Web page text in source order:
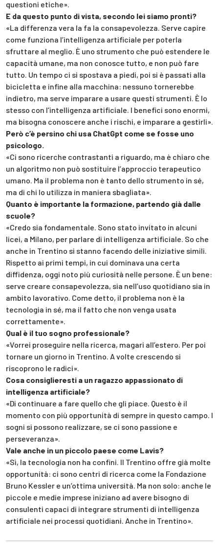
questioni etiche».
E da questo punto di vista, secondo lei siamo pronti?
«La differenza vera la fa la consapevolezza. Serve capire
come funziona l’intelligenza artificiale per poterla
sfruttare al meglio. È uno strumento che può estendere le
capacità umane, ma non conosce tutto, e non può fare
tutto. Un tempo ci si spostava a piedi, poi si è passati alla
bicicletta e infine alla macchina: nessuno tornerebbe
indietro, ma serve imparare a usare questi strumenti. È lo
stesso con l’intelligenza artificiale. I benefici sono enormi,
ma bisogna conoscere anche i rischi, e imparare a gestirli».
Però c’è persino chi usa ChatGpt come se fosse uno
psicologo.
«Ci sono ricerche contrastanti a riguardo, ma è chiaro che
un algoritmo non può sostituire l’approccio terapeutico
umano. Ma il problema non è tanto dello strumento in sé,
ma di chi lo utilizza in maniera sbagliata».
Quanto è importante la formazione, partendo già dalle
scuole?
«Credo sia fondamentale. Sono stato invitato in alcuni
licei, a Milano, per parlare di intelligenza artificiale. So che
anche in Trentino si stanno facendo delle iniziative simili.
Rispetto ai primi tempi, in cui dominava una certa
diffidenza, oggi noto più curiosità nelle persone. È un bene:
serve creare consapevolezza, sia nell’uso quotidiano sia in
ambito lavorativo. Come detto, il problema non è la
tecnologia in sé, ma il fatto che non venga usata
correttamente».
Qual è il tuo sogno professionale?
«Vorrei proseguire nella ricerca, magari all’estero. Per poi
tornare un giorno in Trentino. A volte crescendo si
riscoprono le radici».
Cosa consiglieresti a un ragazzo appassionato di
intelligenza artificiale?
«Di continuare a fare quello che gli piace. Questo è il
momento con più opportunità di sempre in questo campo. I
sogni si possono realizzare, se ci sono passione e
perseveranza».
Vale anche in un piccolo paese come Lavis?
«Sì, la tecnologia non ha confini. Il Trentino offre già molte
opportunità: ci sono centri di ricerca come la Fondazione
Bruno Kessler e un’ottima università. Ma non solo: anche le
piccole e medie imprese iniziano ad avere bisogno di
consulenti capaci di integrare strumenti di intelligenza
artificiale nei processi quotidiani. Anche in Trentino».